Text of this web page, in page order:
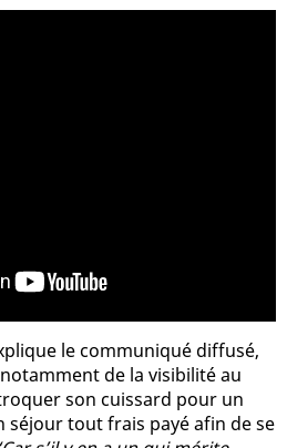
le communiqué diffusé,
de la visibilité au
son cuissard pour un
séjour tout frais payé afin de se